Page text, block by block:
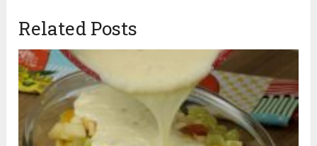
Related Posts